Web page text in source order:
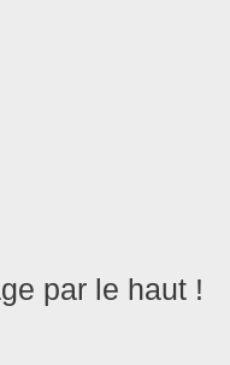
par le haut !